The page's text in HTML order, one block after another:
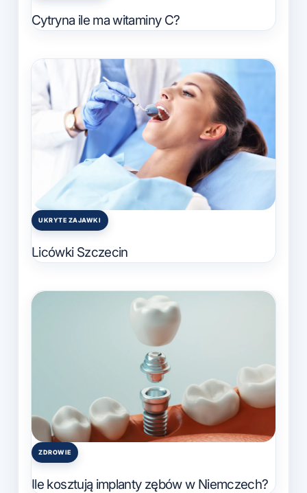
Cytryna ile ma witaminy C?
Posted
UKRYTE ZAJAWKI
Licówki Szczecin
Posted
ZDROWIE
Ile kosztują implanty zębów w Niemczech?